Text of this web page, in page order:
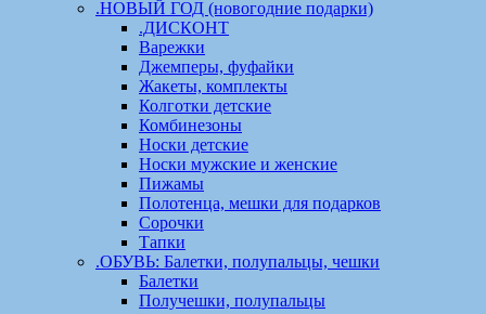
.НОВЫЙ ГОД (новогодние подарки)
.ДИСКОНТ
Варежки
Джемперы, фуфайки
Жакеты, комплекты
Колготки детские
Комбинезоны
Носки детские
Носки мужские и женские
Пижамы
Полотенца, мешки для подарков
Сорочки
Тапки
.ОБУВЬ: Балетки, полупальцы, чешки
Балетки
Получешки, полупальцы